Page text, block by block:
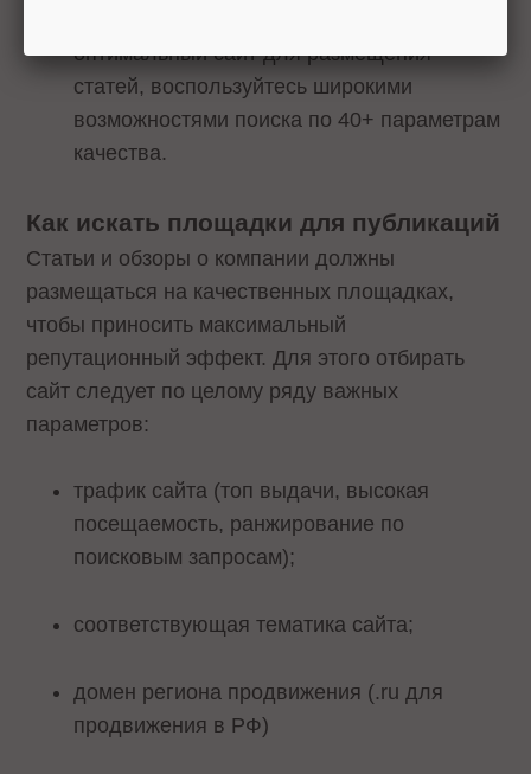
оптимальный сайт для размещения
статей, воспользуйтесь широкими
возможностями поиска по 40+ параметрам
качества.
Как искать площадки для публикаций
Статьи и обзоры о компании должны
размещаться на качественных площадках,
чтобы приносить максимальный
репутационный эффект. Для этого отбирать
сайт следует по целому ряду важных
параметров:
трафик сайта (топ выдачи, высокая
посещаемость, ранжирование по
поисковым запросам);
соответствующая тематика сайта;
домен региона продвижения (.ru для
продвижения в РФ)